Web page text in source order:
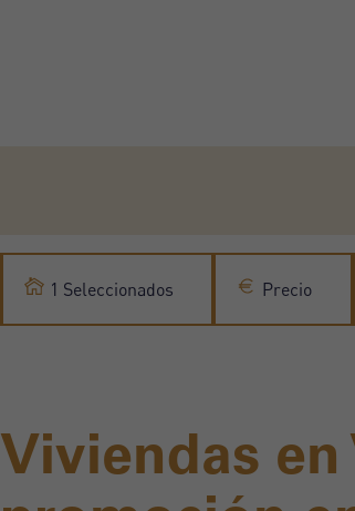
1 Seleccionados Precio
Viviendas en